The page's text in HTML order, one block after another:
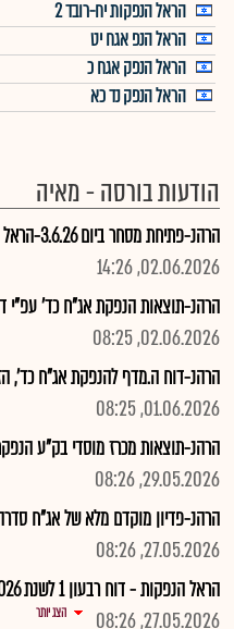
הראל הנפקות יח-רובד 2
הראל הנפ אגח יט
הראל הנפק אגח כ
הראל הנפק נד כא
הודעות בורסה - מאיה
הרהנ-פתיחת מסחר ביום 3.6.26-הראל הנפ נד כד
02.06.2026, 14:26
הרהנ-תוצאות הנפקת אג"ח כד' עפ"י דוח
02.06.2026, 08:25
הרהנ-דוח ה.מדף להנפקת אג"ח כד',
01.06.2026, 08:25
הרהנ-תוצאות מכרז מוסדי בק"ע
29.05.2026, 08:26
הרהנ-פדיון מוקדם מלא של אג"ח סדרה טז'
27.05.2026, 08:26
הראל הנפקות - דוח רבעון 1 לשנת 2026
27.05.2026, 08:26
הצג יותר